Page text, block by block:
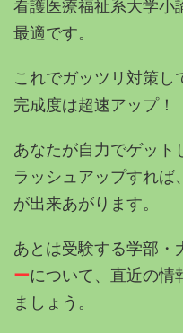
看護医療福祉系大学小
最適です。
これでガッツリ対策し
完成度は超速アップ！
あなたが自力でゲット
ラッシュアップすれば
が出来あがります。
あとは受験する学部・
ーについて、直近の情
ましょう。